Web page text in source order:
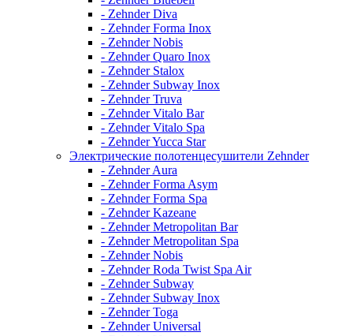
- Zehnder Diva
- Zehnder Forma Inox
- Zehnder Nobis
- Zehnder Quaro Inox
- Zehnder Stalox
- Zehnder Subway Inox
- Zehnder Truva
- Zehnder Vitalo Bar
- Zehnder Vitalo Spa
- Zehnder Yucca Star
Электрические полотенцесушители Zehnder
- Zehnder Aura
- Zehnder Forma Asym
- Zehnder Forma Spa
- Zehnder Kazeane
- Zehnder Metropolitan Bar
- Zehnder Metropolitan Spa
- Zehnder Nobis
- Zehnder Roda Twist Spa Air
- Zehnder Subway
- Zehnder Subway Inox
- Zehnder Toga
- Zehnder Universal